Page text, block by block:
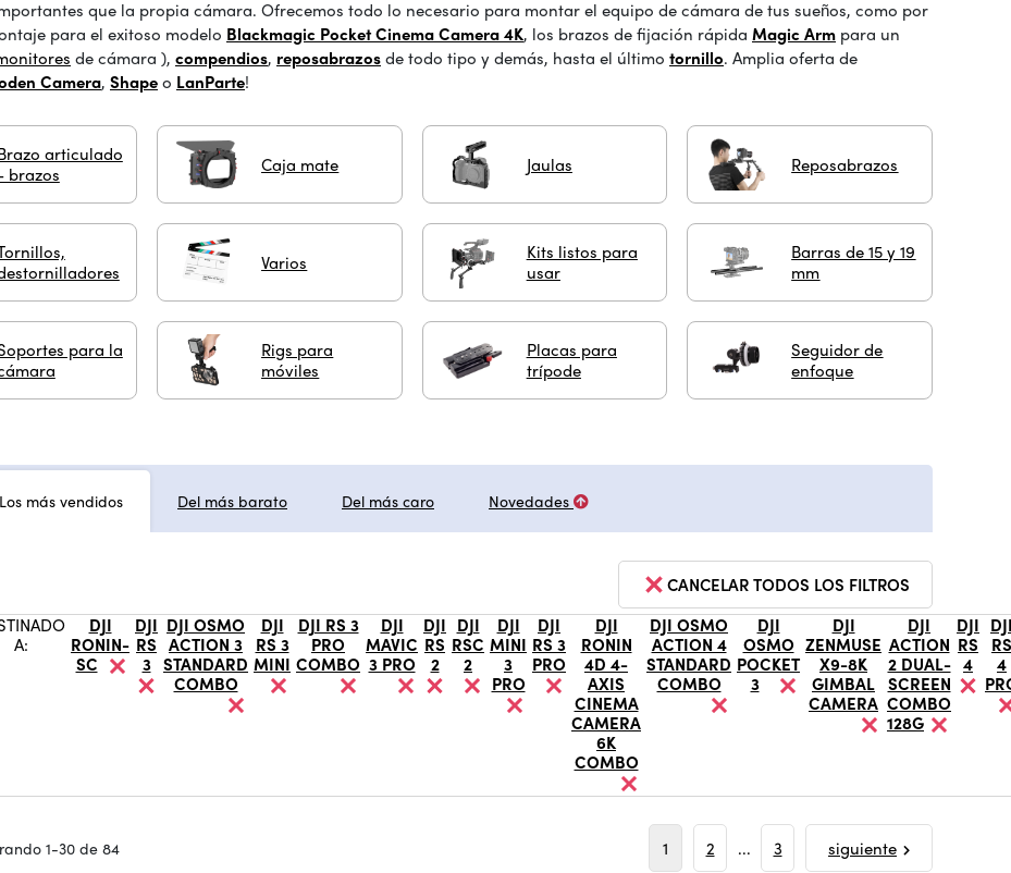
que la propia cámara. Ofrecemos todo lo necesario para montar el equipo de cámara de tus sueños, como por
para el exitoso modelo Blackmagic Pocket Cinema Camera 4K, los brazos de fijación rápida Magic Arm para un
de cámara ), compendios, reposabrazosde todo tipo y demás, hasta el último tornillo. Amplia oferta de
Camera, Shapeo LanParte!
articulado
brazos
Caja mate Jaulas Reposabrazos
Varios
Kits listos para
usar
Barras de 15 y 19
mm
para la
Rigs para
móviles
Placas para
trípode
Seguidor de
enfoque
Los más vendidos Del más barato Del más caro Novedades
CANCELAR TODOS LOS FILTROS
A:
DJI
RONIN-
SC
DJI
RS
3
DJI OSMO
ACTION 3
STANDARD
COMBO
DJI
RS 3
MINI
DJI RS 3
PRO
COMBO
DJI
MAVIC
3 PRO
DJI
RS
2
DJI
RSC
2
DJI
MINI
3
PRO
DJI
RS 3
PRO
DJI
RONIN
4D 4-
AXIS
CINEMA
CAMERA
6K
COMBO
DJI OSMO
ACTION 4
STANDARD
COMBO
DJI
OSMO
POCKET
3
DJI
ZENMUSE
X9-8K
GIMBAL
CAMERA
DJI
ACTION
2 DUAL-
SCREEN
COMBO
128G
DJI
RS
4
RS
4
1-30 de 84 1 2 ... 3 siguiente